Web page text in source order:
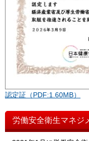
認定証（PDF:1.60MB）
労働安全衛生マネジ